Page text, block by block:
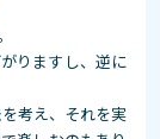
りますし、逆に
考え、それを実